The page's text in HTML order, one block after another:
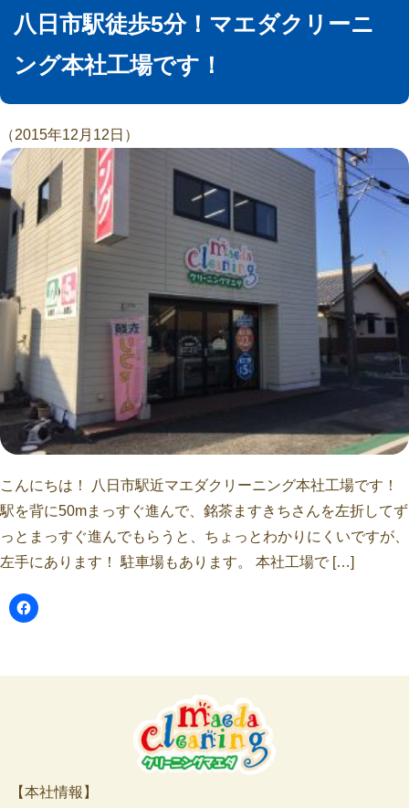
八日市駅徒歩5分！マエダクリーニ
ング本社工場です！
（2015年12月12日）
こんにちは！ 八日市駅近マエダクリーニング本社工場です！
駅を背に50mまっすぐ進んで、銘茶ますきちさんを左折してず
っとまっすぐ進んでもらうと、ちょっとわかりにくいですが、
左手にあります！ 駐車場もあります。 本社工場で […]
【本社情報】